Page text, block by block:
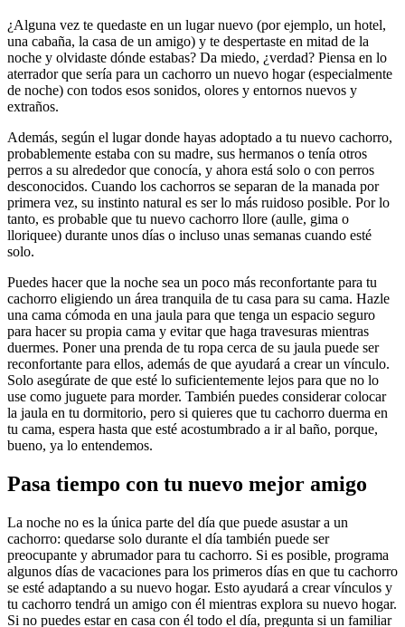
¿Alguna vez te quedaste en un lugar nuevo (por ejemplo, un hotel,
una cabaña, la casa de un amigo) y te despertaste en mitad de la
noche y olvidaste dónde estabas? Da miedo, ¿verdad? Piensa en lo
aterrador que sería para un cachorro un nuevo hogar (especialmente
de noche) con todos esos sonidos, olores y entornos nuevos y
extraños.
Además, según el lugar donde hayas adoptado a tu nuevo cachorro,
probablemente estaba con su madre, sus hermanos o tenía otros
perros a su alrededor que conocía, y ahora está solo o con perros
desconocidos. Cuando los cachorros se separan de la manada por
primera vez, su instinto natural es ser lo más ruidoso posible. Por lo
tanto, es probable que tu nuevo cachorro llore (aulle, gima o
lloriquee) durante unos días o incluso unas semanas cuando esté
solo.
Puedes hacer que la noche sea un poco más reconfortante para tu
cachorro eligiendo un área tranquila de tu casa para su cama. Hazle
una cama cómoda en una jaula para que tenga un espacio seguro
para hacer su propia cama y evitar que haga travesuras mientras
duermes. Poner una prenda de tu ropa cerca de su jaula puede ser
reconfortante para ellos, además de que ayudará a crear un vínculo.
Solo asegúrate de que esté lo suficientemente lejos para que no lo
use como juguete para morder. También puedes considerar colocar
la jaula en tu dormitorio, pero si quieres que tu cachorro duerma en
tu cama, espera hasta que esté acostumbrado a ir al baño, porque,
bueno, ya lo entendemos.
Pasa tiempo con tu nuevo mejor amigo
La noche no es la única parte del día que puede asustar a un
cachorro: quedarse solo durante el día también puede ser
preocupante y abrumador para tu cachorro. Si es posible, programa
algunos días de vacaciones para los primeros días en que tu cachorro
se esté adaptando a su nuevo hogar. Esto ayudará a crear vínculos y
tu cachorro tendrá un amigo con él mientras explora su nuevo hogar.
Si no puedes estar en casa con él todo el día, pregunta si un familiar